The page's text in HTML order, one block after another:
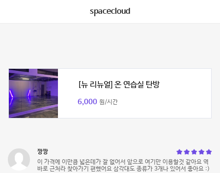
spacecloud
[뉴 리뉴얼] 온 연습실 탄방
6,000 원/시간
짱짱
이 가격에 이만큼 넓은데가 잘 없어서 앞으로 여기만 이용할것 같아요 역
바로 근처라 찾아가기 편했어요 삼각대도 종류가 3개나 있어서 좋아요 :)